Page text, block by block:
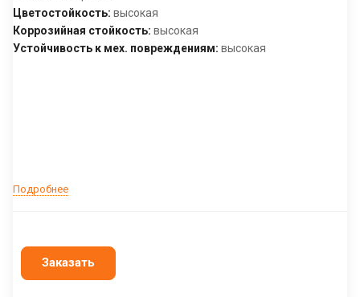
Цветостойкость: высокая
Коррозийная стойкость: высокая
Устойчивость к мех. повреждениям: высокая
Подробнее
Заказать